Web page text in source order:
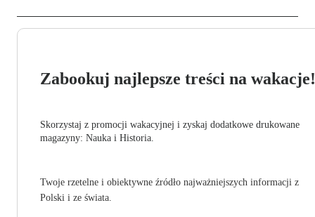
Zabookuj najlepsze treści na wakacje!
Skorzystaj z promocji wakacyjnej i zyskaj dodatkowe drukowane
magazyny: Nauka i Historia.
Twoje rzetelne i obiektywne źródło najważniejszych informacji z
Polski i ze świata.